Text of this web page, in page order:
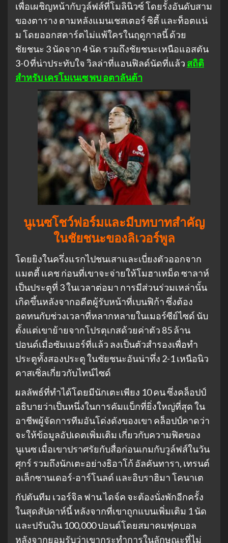
เพื่อเผชิญหน้ากับวูล์ฟส์ที่โมลินิวซ์ โดยรั้งอันดับสาม
ของตาราง ตามหลังแมนเชสเตอร์ ซิตี้ และท็อตแน่
ม โดยออกสตาร์ตไม่แพ้ใครในฤดูกาลนี้ ด้วย
ชัยชนะ 3 นัดจาก 4 นัด รวมถึงชัยชนะเหนือแอสตัน
3-0 ที่น่าประทับใจ วิลล่าที่แอนฟิลด์นัดที่แล้ว สถิติ
สำหรับ เครโมเนเซ พบ อตาลันต้า
นูเนซโชว์ฟอร์มและมีบทบาทสำคัญ
ในชัยชนะของลิเวอร์พูล
โดยยิงในครึ่งแรกไปชนเสาและเบี่ยงตัวออกจาก
แมตตี้ แคช ก่อนที่เขาจะจ่ายให้โมฮาเหม็ด ซาลาห์
เป็นประตูที่ 3 ในเวลาต่อมา การมีส่วนร่วมเหล่านั้น
เกิดขึ้นหลังจากอดีตผู้รับหน้าที่เบนฟิก้า ซึ่งต้อง
อดทนกับช่วงเวลาที่หลากหลายในเมอร์ซีย์ไซด์ นับ
ตั้งแต่เขาย้ายจากโปรตุเกสด้วยค่าตัว 85 ล้าน
ปอนด์เมื่อซัมเมอร์ที่แล้ว ลงเป็นตัวสำรองเพื่อทำ
ประตูทั้งสองประตู ในชัยชนะอันน่าทึ่ง 2-1 เหนือนิว
คาสเซิ่ลเกี่ยวกับไทน์ไซด์
ผลลัพธ์ที่ทำได้โดยมีนักเตะเพียง 10 คน ซึ่งคล็อปป์
อธิบายว่าเป็นหนึ่งในการคัมแบ็กที่ยิ่งใหญ่ที่สุด ใน
อาชีพผู้จัดการทีมอันโด่งดังของเขา คล็อปป์คาดว่า
จะให้ข้อมูลอัปเดตเพิ่มเติม เกี่ยวกับความฟิตของ
นูเนซ เมื่อเขาปราศรัยกับสื่อก่อนเกมกับวูล์ฟส์ในวัน
ศุกร์ รวมถึงนักเตะอย่างธิอาโก้ อัลคันทารา, เทรนต์
อเล็กซานเดอร์-อาร์โนลด์ และอิบราฮิมา โคนาเต
กัปตันทีม เวอร์จิล ฟาน ไดจ์ค จะต้องนั่งพักอีกครั้ง
ในสุดสัปดาห์นี้ หลังจากที่เขาถูกแบนเพิ่มเติม 1 นัด
และปรับเงิน 100,000 ปอนด์โดยสมาคมฟุตบอล
หลังจากยอมรับว่าเขากระทำการในลักษณะที่ไม่